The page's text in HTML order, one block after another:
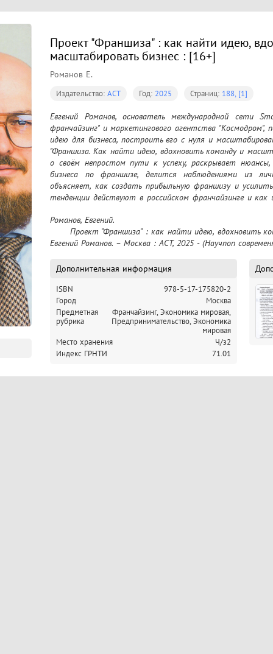
Проект "Франшиза" : как найти идею,
масштабировать бизнес : [16+]
Романов Е.
Издательство: АСТ Год: 2025 Страниц: 188, [1]
Евгений Романов, основатель международной сети
франчайзинг" и маркетингового агентства
идею для бизнеса, построить его с нуля и
"Франшиза. Как найти идею, вдохновить команду и
о своём непростом пути к успеху, раскрывает
бизнеса по франшизе, делится наблюдениями из
объясняет, как создать прибыльную франшизу и
тенденции действуют в российском франчайзинге и как
и не разориться. Какие четыре шага нужно
совершенствовался, а вы не потеряли контроль над
по франшизе самые эффективные. Как выбрать
для всех, кто ищет мощную мотивацию и свежие
Романов, Евгений.
Евгений Романов. – Москва : АСТ, 2025 - (Научпоп
Дополнительная информация
ISBN
978-5-17-175820-2
Город
Москва
Предметная
рубрика
Франчайзинг, Экономика мировая,
Предпринимательство, Экономика
мировая
Место хранения
Ч/з2
Индекс ГРНТИ
71.01